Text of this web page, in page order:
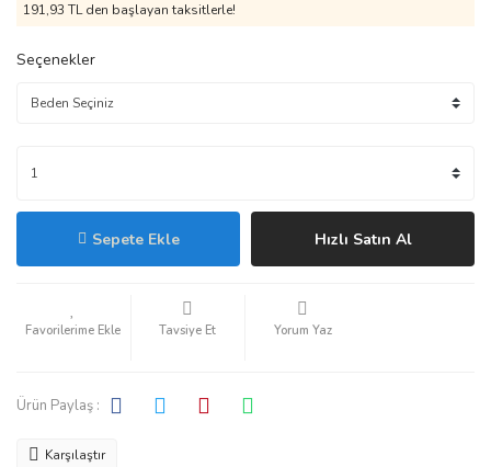
191,93 TL den başlayan taksitlerle!
Seçenekler
Sepete Ekle Hızlı Satın Al
Tavsiye Et Yorum Yaz
Ürün Paylaş :
Karşılaştır